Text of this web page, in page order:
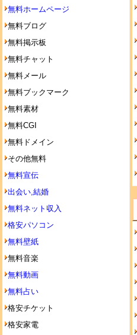
無料ホームページ
無料ブログ
無料掲示板
無料チャット
無料メール
無料ブックマーク
無料素材
無料CGI
無料ドメイン
その他無料
無料宣伝
出会い,結婚
無料ネット収入
格安パソコン
無料壁紙
無料音楽
無料動画
無料占い
格安チケット
格安家電